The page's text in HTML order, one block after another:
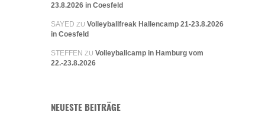
23.8.2026 in Coesfeld
SAYED ZU Volleyballfreak Hallencamp 21-23.8.2026
in Coesfeld
STEFFEN ZU Volleyballcamp in Hamburg vom
22.-23.8.2026
NEUESTE BEITRÄGE